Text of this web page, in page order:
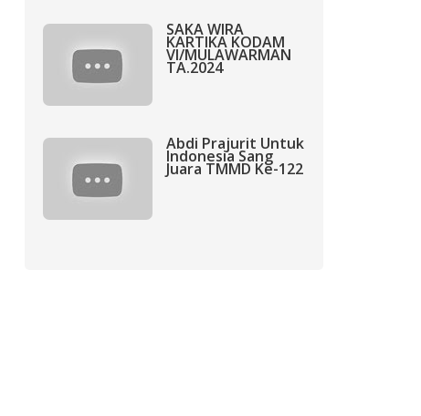
SAKA WIRA
KARTIKA KODAM
VI/MULAWARMAN
TA.2024
Abdi Prajurit Untuk
Indonesia Sang
Juara TMMD Ke-122